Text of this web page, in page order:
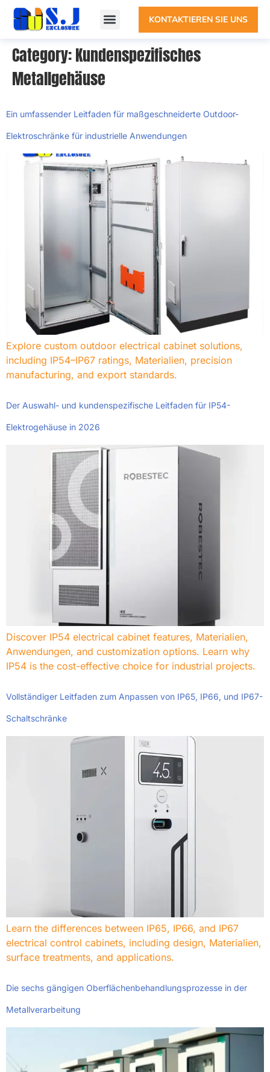
KONTAKTIEREN SIE UNS
Category:Kundenspezifisches
Metallgehäuse
Ein umfassender Leitfaden für maßgeschneiderte Outdoor-
Elektroschränke für industrielle Anwendungen
Explore custom outdoor electrical cabinet solutions,
including IP54–IP67 ratings, Materialien, precision
manufacturing, and export standards.
Der Auswahl- und kundenspezifische Leitfaden für IP54-
Elektrogehäuse in 2026
Discover IP54 electrical cabinet features, Materialien,
Anwendungen, and customization options. Learn why
IP54 is the cost-effective choice for industrial projects.
Vollständiger Leitfaden zum Anpassen von IP65, IP66, und IP67-
Schaltschränke
Learn the differences between IP65, IP66, and IP67
electrical control cabinets, including design, Materialien,
surface treatments, and applications.
Die sechs gängigen Oberflächenbehandlungsprozesse in der
Metallverarbeitung